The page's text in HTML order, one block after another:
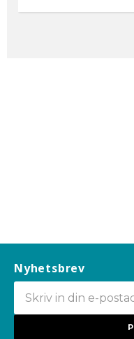
Nyhetsbrev